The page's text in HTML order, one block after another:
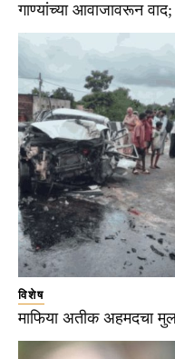
गाण्यांच्या आवाजावरून
विशेष
माफिया अतीक अहमदचा